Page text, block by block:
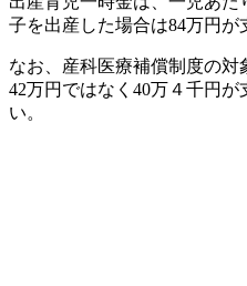
子を出産した場合は84万円が
なお、産科医療補償制度の対
42万円ではなく40万４千円
い。